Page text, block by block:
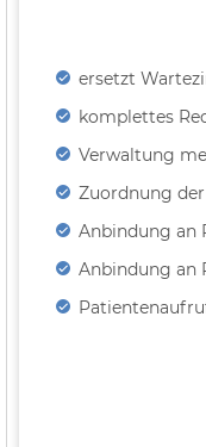
ersetzt
komplettes
Verwaltung
Zuordnung
Anbindung an
Anbindung an